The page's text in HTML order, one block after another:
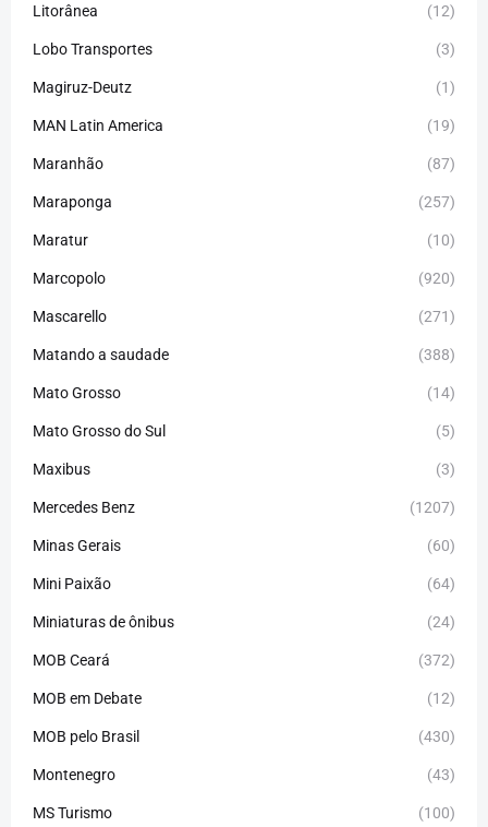
Litorânea (12)
Lobo Transportes (3)
Magiruz-Deutz (1)
MAN Latin America (19)
Maranhão (87)
Maraponga (257)
Maratur (10)
Marcopolo (920)
Mascarello (271)
Matando a saudade (388)
Mato Grosso (14)
Mato Grosso do Sul (5)
Maxibus (3)
Mercedes Benz (1207)
Minas Gerais (60)
Mini Paixão (64)
Miniaturas de ônibus (24)
MOB Ceará (372)
MOB em Debate (12)
MOB pelo Brasil (430)
Montenegro (43)
MS Turismo (100)